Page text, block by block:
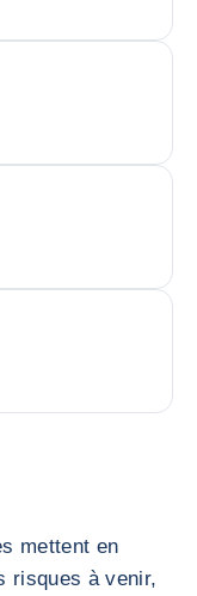
mettent en
risques à venir,